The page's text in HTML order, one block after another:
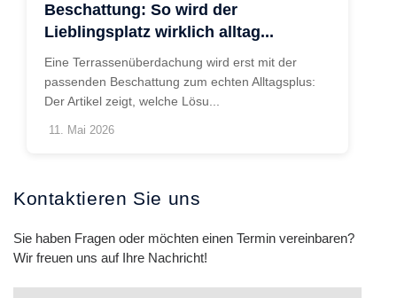
Beschattung: So wird der
Lieblingsplatz wirklich alltag...
Eine Terrassenüberdachung wird erst mit der
passenden Beschattung zum echten Alltagsplus:
Der Artikel zeigt, welche Lösu...
11. Mai 2026
Kontaktieren Sie uns
Sie haben Fragen oder möchten einen Termin vereinbaren?
Wir freuen uns auf Ihre Nachricht!